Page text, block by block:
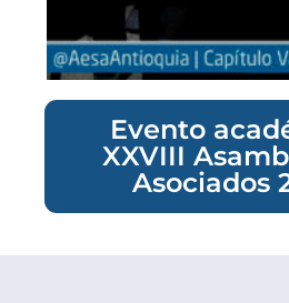
Evento
XXVIII
Asociados